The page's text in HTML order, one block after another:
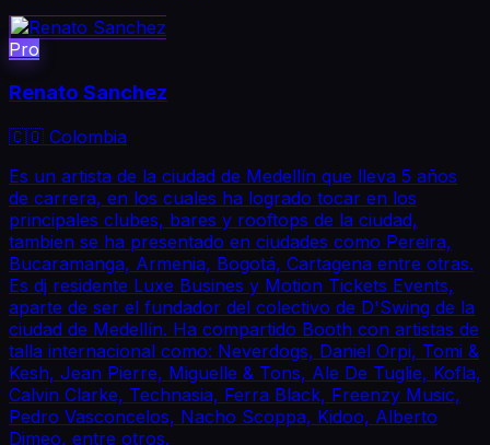
Pro
Renato Sanchez
🇨🇴 Colombia
Es un artista de la ciudad de Medellín que lleva 5 años
de carrera, en los cuales ha logrado tocar en los
principales clubes, bares y rooftops de la ciudad,
tambien se ha presentado en ciudades como Pereira,
Bucaramanga, Armenia, Bogotá, Cartagena entre otras.
Es dj residente Luxe Busines y Motion Tickets Events,
aparte de ser el fundador del colectivo de D'Swing de la
ciudad de Medellín. Ha compartido Booth con artistas de
talla internacional como: Neverdogs, Daniel Orpi, Tomi &
Kesh, Jean Pierre, Miguelle & Tons, Ale De Tuglie, Kofla,
Calvin Clarke, Technasia, Ferra Black, Freenzy Music,
Pedro Vasconcelos, Nacho Scoppa, Kidoo, Alberto
Dimeo, entre otros.